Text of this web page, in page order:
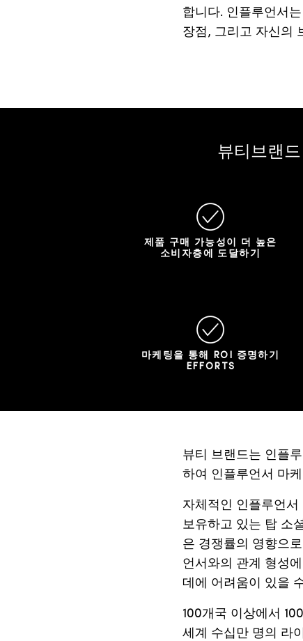
합니다. 인플루언서
장점, 그리고 자신의
뷰티브랜
제품 구매 가능성이 더 높은
소비자층에 도달하기
마케팅을 통해 ROI 증명하기
EFFORTS
뷰티 브랜드는 인플
하여 인플루언서 마
자체적인 인플루언서
보유하고 있는 탑 소
은 경쟁률의 영향으로
언서와의 관계 형성
데에
어려움이 있을
100개국 이상에서 100
세계
수십만 명의 라